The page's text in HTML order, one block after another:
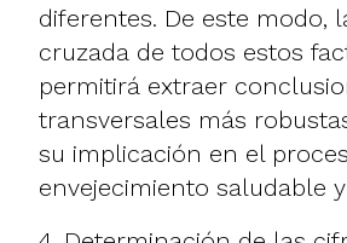
diferentes. De este modo,
cruzada de todos estos
permitirá extraer
transversales más
su implicación en el
envejecimiento saludable